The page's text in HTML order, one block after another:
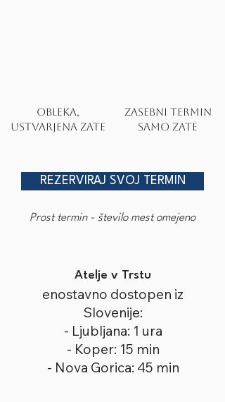
Obleka,
ustvarjena zate
Zasebni termin
samo zate
REZERVIRAJ SVOJ TERMIN
Prost termin - število mest omejeno
Atelje v Trstu
enostavno dostopen iz
Slovenije:
- Ljubljana: 1 ura
- Koper: 15 min
- Nova Gorica: 45 min